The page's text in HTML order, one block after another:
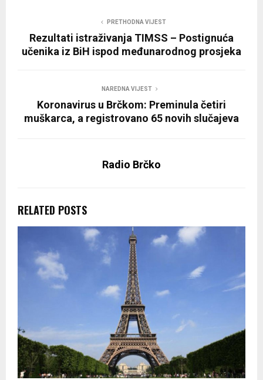
PRETHODNA VIJEST
Rezultati istraživanja TIMSS – Postignuća
učenika iz BiH ispod međunarodnog prosjeka
NAREDNA VIJEST
Koronavirus u Brčkom: Preminula četiri
muškarca, a registrovano 65 novih slučajeva
Radio Brčko
RELATED POSTS